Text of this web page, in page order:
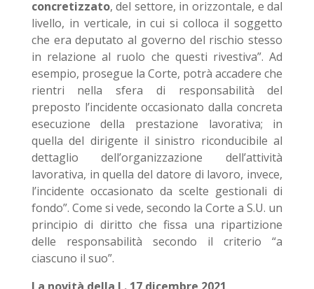
concretizzato, del settore, in orizzontale, e dal
livello, in verticale, in cui si colloca il soggetto
che era deputato al governo del rischio stesso
in relazione al ruolo che questi rivestiva”. Ad
esempio, prosegue la Corte, potrà accadere che
rientri nella sfera di responsabilità del
preposto l’incidente occasionato dalla concreta
esecuzione della prestazione lavorativa; in
quella del dirigente il sinistro riconducibile al
dettaglio dell’organizzazione dell’attività
lavorativa, in quella del datore di lavoro, invece,
l’incidente occasionato da scelte gestionali di
fondo”. Come si vede, secondo la Corte a S.U. un
principio di diritto che fissa una ripartizione
delle responsabilità secondo il criterio “a
ciascuno il suo”.